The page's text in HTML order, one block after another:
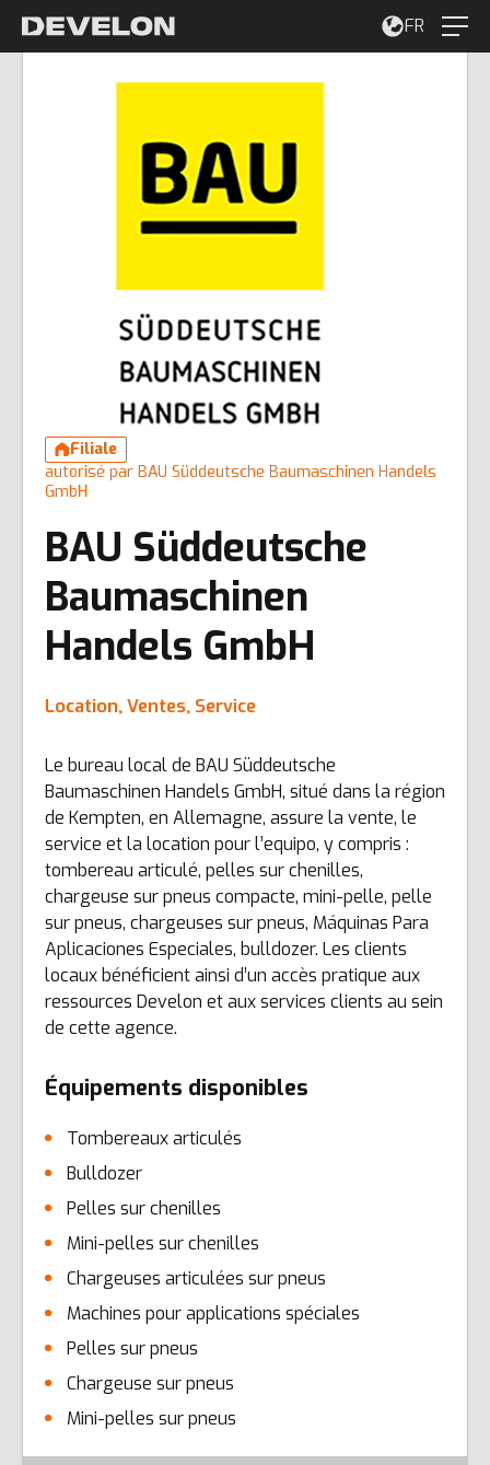
FR
Filiale
autorisé par BAU Süddeutsche Baumaschinen Handels
GmbH
BAU Süddeutsche
Baumaschinen
Handels GmbH
Location, Ventes, Service
Le bureau local de BAU Süddeutsche
Baumaschinen Handels GmbH, situé dans la région
de Kempten, en Allemagne, assure la vente, le
service et la location pour l’equipo, y compris :
tombereau articulé, pelles sur chenilles,
chargeuse sur pneus compacte, mini-pelle, pelle
sur pneus, chargeuses sur pneus, Máquinas Para
Aplicaciones Especiales, bulldozer. Les clients
locaux bénéficient ainsi d’un accès pratique aux
ressources Develon et aux services clients au sein
de cette agence.
Équipements disponibles
Tombereaux articulés
Bulldozer
Pelles sur chenilles
Mini-pelles sur chenilles
Chargeuses articulées sur pneus
Machines pour applications spéciales
Pelles sur pneus
Chargeuse sur pneus
Mini-pelles sur pneus